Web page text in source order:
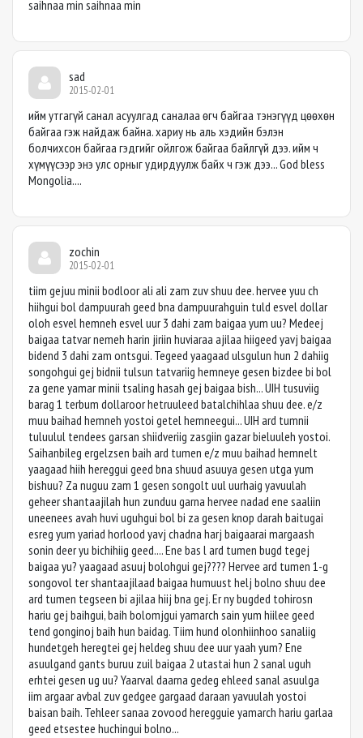
saihnaa min saihnaa min
sad
2015-02-01
ийм утгагүй санал асуулгад саналаа өгч байгаа тэнэгүүд цөөхөн
байгаа гэж найдаж байна. хариу нь аль хэдийн бэлэн
болчихсон байгаа гэдгийг ойлгож байгаа байлгүй дээ. ийм ч
хүмүүсээр энэ улс орныг удирдуулж байх ч гэж дээ... God bless
Mongolia....
zochin
2015-02-01
tiim gejuu minii bodloor ali ali zam zuv shuu dee. hervee yuu ch
hiihgui bol dampuurah geed bna dampuurahguin tuld esvel dollar
oloh esvel hemneh esvel uur 3 dahi zam baigaa yum uu? Medeej
baigaa tatvar nemeh harin jiriin huviaraa ajilaa hiigeed yavj baigaa
bidend 3 dahi zam ontsgui. Tegeed yaagaad ulsgulun hun 2 dahiig
songohgui gej bidnii tulsun tatvariig hemneye gesen bizdee bi bol
za gene yamar minii tsaling hasah gej baigaa bish... UIH tusuviig
barag 1 terbum dollaroor hetruuleed batalchihlaa shuu dee. e/z
muu baihad hemneh yostoi getel hemneegui... UIH ard tumnii
tuluulul tendees garsan shiidveriig zasgiin gazar bieluuleh yostoi.
Saihanbileg ergelzsen baih ard tumen e/z muu baihad hemnelt
yaagaad hiih hereggui geed bna shuud asuuya gesen utga yum
bishuu? Za nuguu zam 1 gesen songolt uul uurhaig yavuulah
geheer shantaajilah hun zunduu garna hervee nadad ene saaliin
uneenees avah huvi uguhgui bol bi za gesen knop darah baitugai
esreg yum yariad horlood yavj chadna harj baigaarai margaash
sonin deer yu bichihiig geed.... Ene bas l ard tumen bugd tegej
baigaa yu? yaagaad asuuj bolohgui gej???? Hervee ard tumen 1-g
songovol ter shantaajilaad baigaa humuust helj bolno shuu dee
ard tumen tegseen bi ajilaa hiij bna gej. Er ny bugded tohirosn
hariu gej baihgui, baih bolomjgui yamarch sain yum hiilee geed
tend gonginoj baih hun baidag. Tiim hund olonhiinhoo sanaliig
hundetgeh heregtei gej heldeg shuu dee uur yaah yum? Ene
asuulgand gants buruu zuil baigaa 2 utastai hun 2 sanal uguh
erhtei gesen ug uu? Yaarval daarna gedeg ehleed sanal asuulga
iim argaar avbal zuv gedgee gargaad daraan yavuulah yostoi
baisan baih. Tehleer sanaa zovood heregguie yamarch hariu garlaa
geed etsestee huchingui bolno...